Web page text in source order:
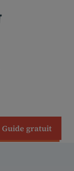
Guide gratuit